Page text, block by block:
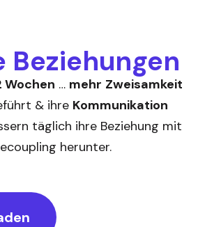
Wochen … mehr Zweisamkeit
& ihre Kommunikation
täglich ihre Beziehung mit
herunter.